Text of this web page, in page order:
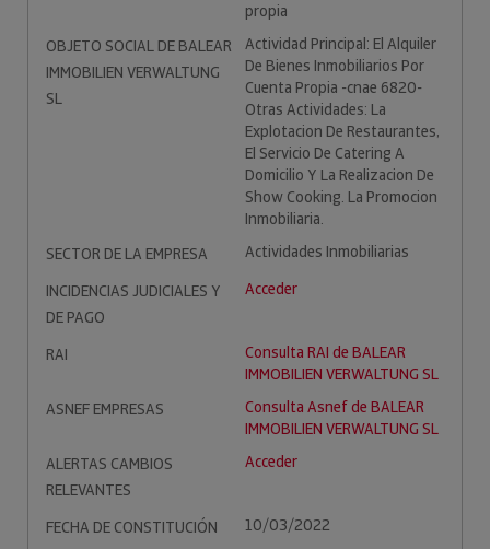
propia
OBJETO SOCIAL DE BALEAR
IMMOBILIEN VERWALTUNG
SL
Actividad Principal: El Alquiler
De Bienes Inmobiliarios Por
Cuenta Propia -cnae 6820-
Otras Actividades: La
Explotacion De Restaurantes,
El Servicio De Catering A
Domicilio Y La Realizacion De
Show Cooking. La Promocion
Inmobiliaria.
SECTOR DE LA EMPRESA
Actividades Inmobiliarias
INCIDENCIAS JUDICIALES Y
DE PAGO
Acceder
RAI
Consulta RAI de BALEAR
IMMOBILIEN VERWALTUNG SL
ASNEF EMPRESAS
Consulta Asnef de BALEAR
IMMOBILIEN VERWALTUNG SL
ALERTAS CAMBIOS
RELEVANTES
Acceder
FECHA DE CONSTITUCIÓN 10/03/2022